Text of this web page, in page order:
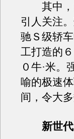
其中，
引人关注
驰Ｓ级轿
工打造的
０牛·米。
喻的极速
间，令大
新世